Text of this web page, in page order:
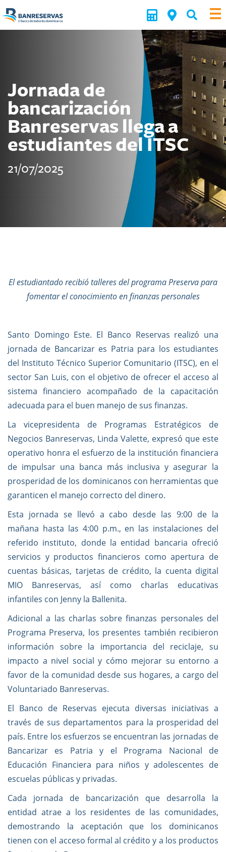
Jornada de
bancarización
Banreservas llega a
estudiantes del ITSC
21/07/2025
El estudiantado recibió talleres del programa Preserva para
fomentar el conocimiento en finanzas personales
Santo Domingo Este. El Banco Reservas realizó una
jornada de Bancarizar es Patria para los estudiantes
del Instituto Técnico Superior Comunitario (ITSC), en el
sector San Luis, con el objetivo de ofrecer el acceso al
sistema financiero acompañado de la capacitación
adecuada para el buen manejo de sus finanzas.
La vicepresidenta de Programas Estratégicos de
Negocios Banreservas, Linda Valette, expresó que este
operativo honra el esfuerzo de la institución financiera
de impulsar una banca más inclusiva y asegurar la
prosperidad de los dominicanos con herramientas que
garanticen el manejo correcto del dinero.
Esta jornada se llevó a cabo desde las 9:00 de la
mañana hasta las 4:00 p.m., en las instalaciones del
referido instituto, donde la entidad bancaria ofreció
servicios y productos financieros como apertura de
cuentas básicas, tarjetas de crédito, la cuenta digital
MIO Banreservas, así como charlas educativas
infantiles con Jenny la Ballenita.
Adicional a las charlas sobre finanzas personales del
Programa Preserva, los presentes también recibieron
información sobre la importancia del reciclaje, su
impacto a nivel social y cómo mejorar su entorno a
favor de la comunidad desde sus hogares, a cargo del
Voluntariado Banreservas.
El Banco de Reservas ejecuta diversas iniciativas a
través de sus departamentos para la prosperidad del
país. Entre los esfuerzos se encuentran las jornadas de
Bancarizar es Patria y el Programa Nacional de
Educación Financiera para niños y adolescentes de
escuelas públicas y privadas.
Cada jornada de bancarización que desarrolla la
entidad atrae a los residentes de las comunidades,
demostrando la aceptación que los dominicanos
tienen con el acceso formal al crédito y a los productos